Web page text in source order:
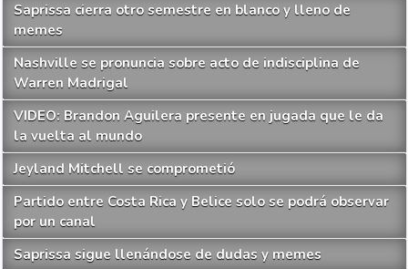
Saprissa cierra otro semestre en blanco y lleno de
memes
Nashville se pronuncia sobre acto de indisciplina de
Warren Madrigal
VIDEO: Brandon Aguilera presente en jugada que le da
la vuelta al mundo
Jeyland Mitchell se comprometió
Partido entre Costa Rica y Belice solo se podrá observar
por un canal
Saprissa sigue llenándose de dudas y memes